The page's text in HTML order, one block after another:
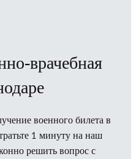
врачебная
военного билета в
1 минуту на наш
решить вопрос с